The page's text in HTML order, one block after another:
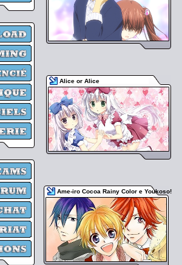
Alice or Alice
Ame-iro Cocoa Rainy Color e Youkoso!